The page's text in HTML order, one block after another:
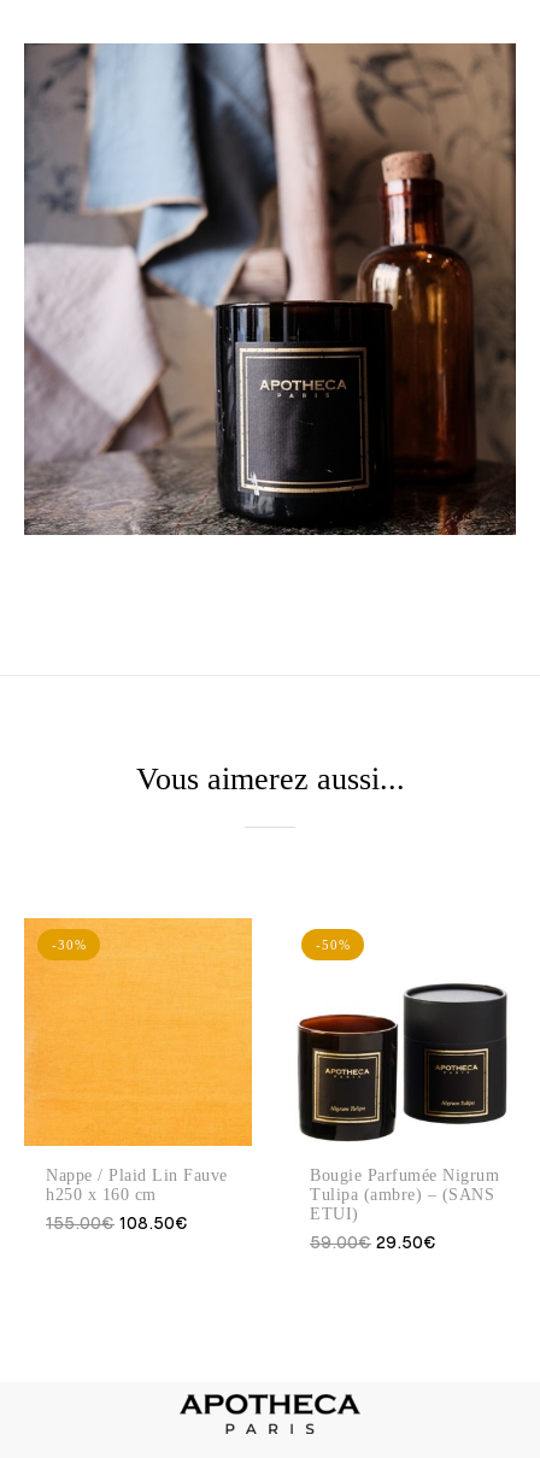
Vous aimerez aussi...
-30%
Nappe / Plaid Lin Fauve
h250 x 160 cm
155.00€ 108.50€
-50%
Bougie Parfumée Nigrum
Tulipa (ambre) – (SANS
ETUI)
59.00€ 29.50€